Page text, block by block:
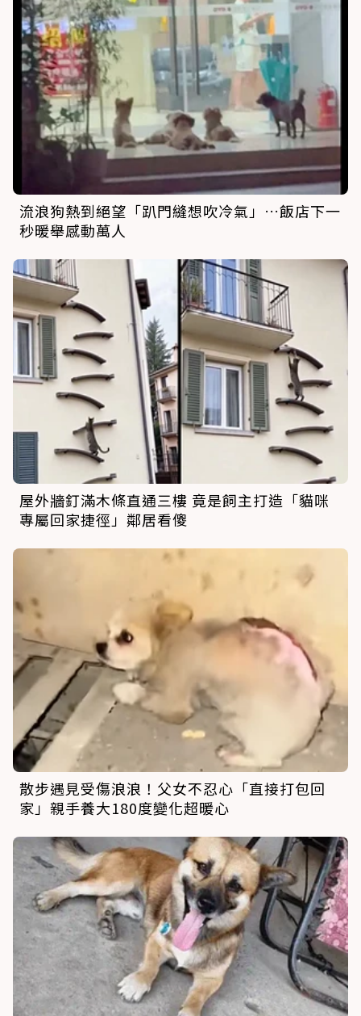
流浪狗熱到絕望「趴門縫想吹冷氣」…飯店下一
秒暖舉感動萬人
屋外牆釘滿木條直通三樓 竟是飼主打造「貓咪
專屬回家捷徑」鄰居看傻
散步遇見受傷浪浪！父女不忍心「直接打包回
家」親手養大180度變化超暖心